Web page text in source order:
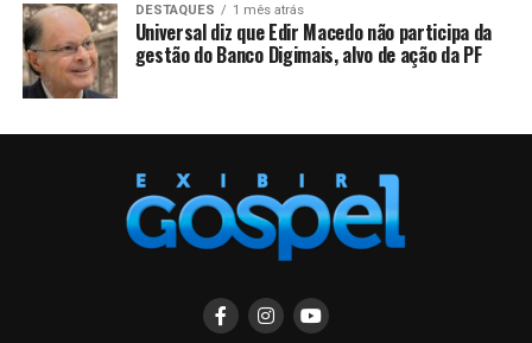
DESTAQUES 1 mês atrás
Universal diz que Edir Macedo não participa da
gestão do Banco Digimais, alvo de ação da PF